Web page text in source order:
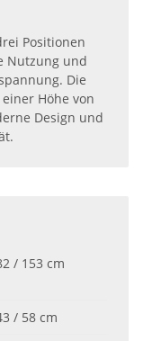
Positionen
Nutzung und
Die
Höhe von
Design und
/ 153 cm
/ 58 cm